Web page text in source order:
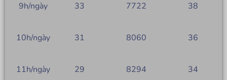
9h/ngày 33 7722 38
10h/ngày 31 8060 36
11h/ngày 29 8294 34